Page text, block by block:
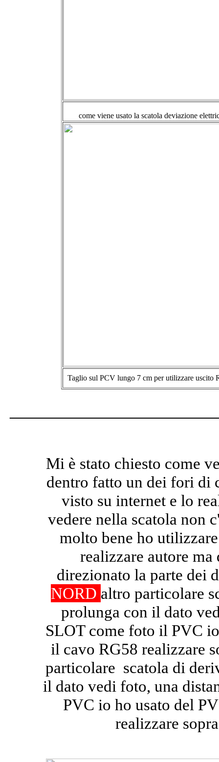
come viene usato la scatola deviazione
Taglio sul PCV lungo 7 cm per utilizzare uscito
Mi è stato chiesto come
dentro fatto un dei fori di
visto su internet e lo
vedere nella scatola non
molto bene ho
realizzare autore
direzionato la parte dei
NORD altro particolare
prolunga con il dato
SLOT come foto il PVC
il cavo RG58 realizzare
particolare scatola di
il dato vedi foto, una
PVC io ho usato del
realizzare